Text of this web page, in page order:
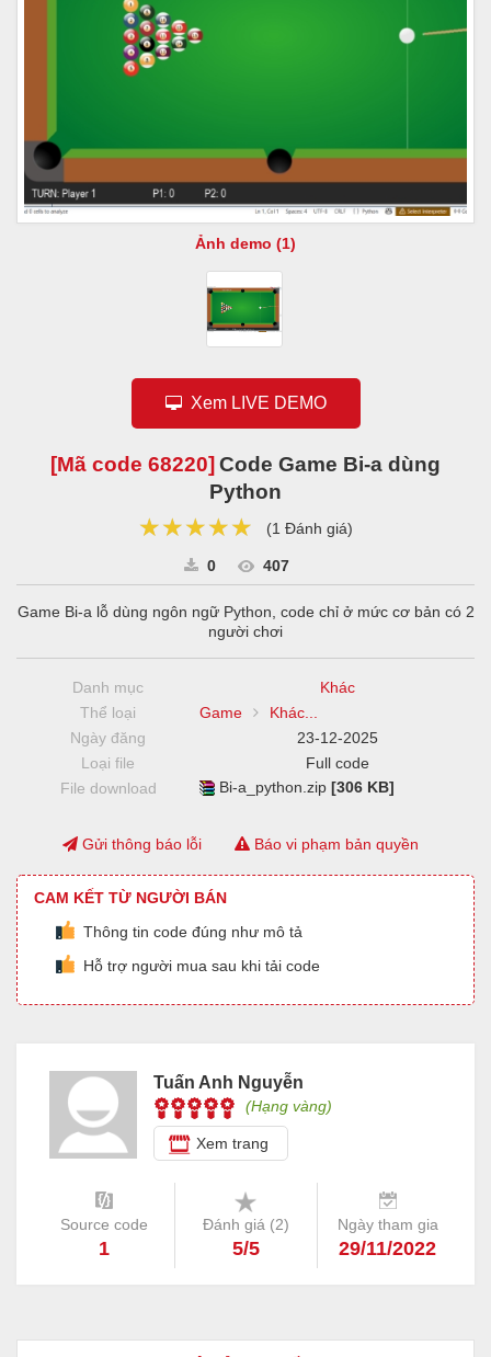
Ảnh demo (1)
Xem LIVE DEMO
[Mã code 68220] Code Game Bi-a dùng
Python
★★★★★
★★★★★
★★★★★ (1 Đánh giá)
0 407
Game Bi-a lỗ dùng ngôn ngữ Python, code chỉ ở mức cơ bản có 2
người chơi
Danh mục
Khác
Thể loại
Game
Khác...
Ngày đăng
23-12-2025
Loại file
Full code
File download
Bi-a_python.zip[306 KB]
Gửi thông báo lỗi Báo vi phạm bản quyền
CAM KẾT TỪ NGƯỜI BÁN
Thông tin code đúng như mô tả
Hỗ trợ người mua sau khi tải code
Tuấn Anh Nguyễn
(Hạng vàng)
Xem trang
Source code
1
Đánh giá (2)
5/5
Ngày tham gia
29/11/2022